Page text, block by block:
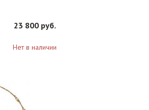
23 800 руб.
Нет в наличии